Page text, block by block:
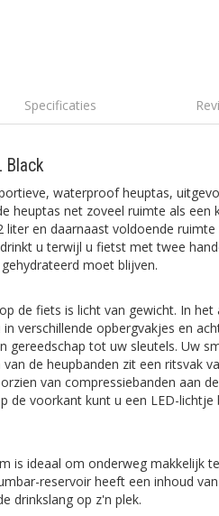
Specificaties
Black
waterproof heuptas,
heuptas net zoveel ruimte als een
liter en daarnaast voldoende
u terwijl u fietst met twee
moet blijven.
de fiets is licht van gewicht. In
verschillende opbergvakjes en
gereedschap tot uw sleutels. Uw
de heupbanden zit een ritsvak
van compressiebanden aan
de voorkant kunt u een LED-
is ideaal om onderweg makkelijk
reservoir heeft een inhoud
drinkslang op z'n plek.